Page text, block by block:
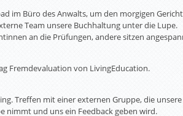
im Büro des Anwalts, um den morgigen
Team unsere Buchhaltung unter die Lupe.
an die Prüfungen, andere sitzen
Fremdevaluation von LivingEducation.
Treffen mit einer externen Gruppe, die
nimmt und uns ein Feedback geben wird.